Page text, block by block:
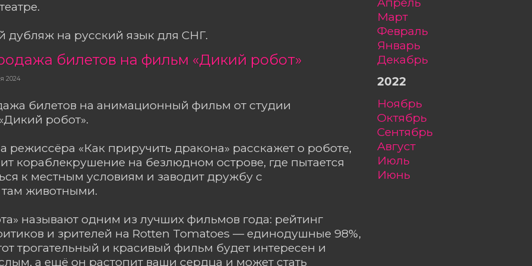
на русский язык для СНГ.
билетов на фильм «Дикий робот»
2024
билетов на анимационный фильм от студии
робот».
режиссёра «Как приручить дракона» расскажет о роботе,
кораблекрушение на безлюдном острове, где пытается
к местным условиям и заводит дружбу с
животными.
называют одним из лучших фильмов года: рейтинг
и зрителей на Rotten Tomatoes — единодушные 98%,
трогательный и красивый фильм будет интересен и
а ещё он растопит ваши сердца и может стать
март
февраль
январь
декабрь
2022
ноябрь
октябрь
сентябрь
август
июль
июнь